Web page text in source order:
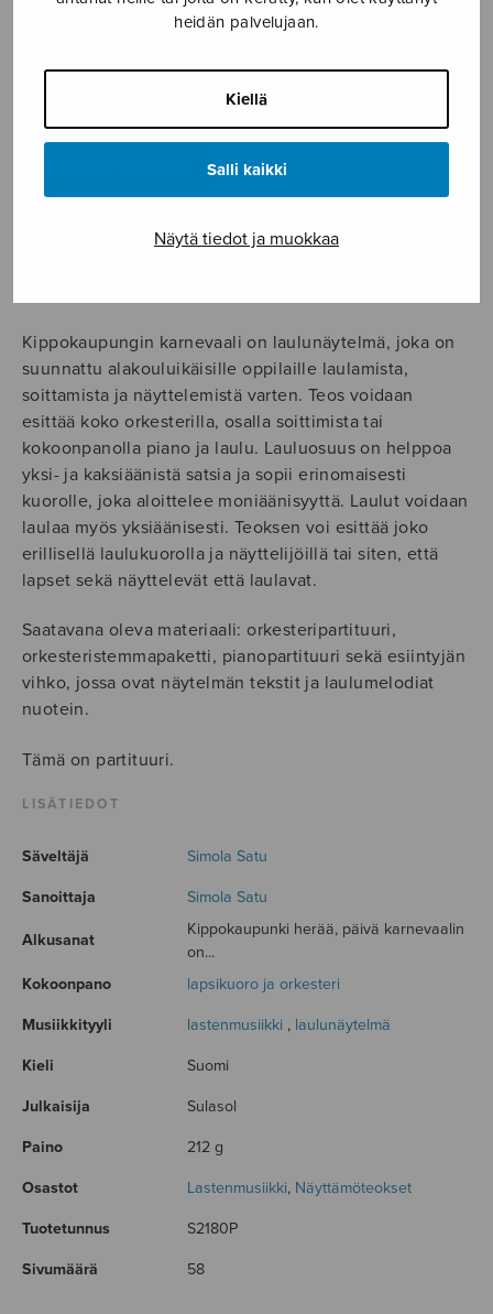
heidän palvelujaan.
Kiellä
Salli kaikki
Näytä tiedot ja muokkaa
laulunäytelmä lapsille
karnevaali,
määrä
Tuotetunnus (SKU):S2180P
Kippokaupungin karnevaali on laulunäytelmä, joka on
suunnattu alakouluikäisille oppilaille laulamista,
soittamista ja näyttelemistä varten. Teos voidaan
esittää koko orkesterilla, osalla soittimista tai
kokoonpanolla piano ja laulu. Lauluosuus on helppoa
yksi- ja kaksiäänistä satsia ja sopii erinomaisesti
kuorolle, joka aloittelee moniäänisyyttä. Laulut voidaan
laulaa myös yksiäänisesti. Teoksen voi esittää joko
erillisellä laulukuorolla ja näyttelijöillä tai siten, että
lapset sekä näyttelevät että laulavat.
Saatavana oleva materiaali: orkesteripartituuri,
orkesteristemmapaketti, pianopartituuri sekä esiintyjän
vihko, jossa ovat näytelmän tekstit ja laulumelodiat
nuotein.
Tämä on partituuri.
LISÄTIEDOT
Säveltäjä Simola Satu
Sanoittaja Simola Satu
Alkusanat
Kippokaupunki herää, päivä karnevaalin
on...
Kokoonpano
lapsikuoro ja orkesteri
Musiikkityyli lastenmusiikki , laulunäytelmä
Kieli Suomi
Julkaisija Sulasol
Paino 212 g
Osastot Lastenmusiikki, Näyttämöteokset
Tuotetunnus S2180P
Sivumäärä 58